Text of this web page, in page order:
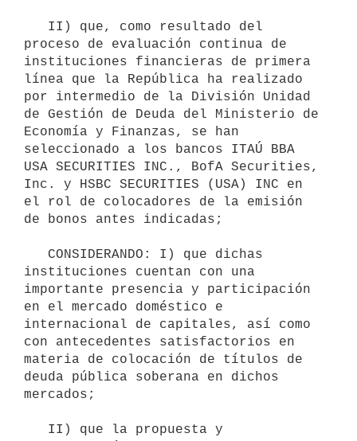
proceso de evaluación continua de
instituciones financieras de primera
línea que la República ha realizado
por intermedio de la División Unidad
de Gestión de Deuda del Ministerio de
Economía y Finanzas, se han
seleccionado a los bancos ITAÚ BBA
USA SECURITIES INC., BofA Securities,
Inc. y HSBC SECURITIES (USA) INC en
el rol de colocadores de la emisión
de bonos antes indicadas;
instituciones cuentan con una
importante presencia y participación
en el mercado doméstico e
internacional de capitales, así como
con antecedentes satisfactorios en
materia de colocación de títulos de
deuda pública soberana en dichos
mercados;